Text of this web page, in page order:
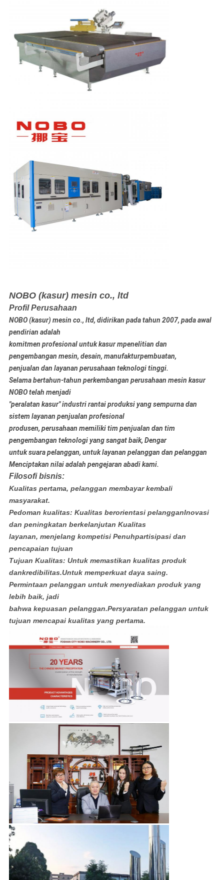
NOBO (kasur) mesin co., ltd
Profil Perusahaan
NOBO (kasur) mesin co., ltd, didirikan pada tahun 2007, pada awal
pendirian adalah
komitmen profesional untuk kasur mpenelitian dan
pengembangan mesin, desain, manufakturpembuatan,
penjualan dan layanan perusahaan teknologi tinggi.
Selama bertahun-tahun perkembangan perusahaan mesin kasur
NOBO telah menjadi
"peralatan kasur" industri rantai produksi yang sempurna dan
sistem layanan penjualan profesional
produsen, perusahaan memiliki tim penjualan dan tim
pengembangan teknologi yang sangat baik, Dengar
untuk suara pelanggan, untuk layanan pelanggan dan pelanggan
Menciptakan nilai adalah pengejaran abadi kami.
Filosofi bisnis:
Kualitas pertama, pelanggan membayar kembali
masyarakat.
Pedoman kualitas: Kualitas berorientasi pelangganInovasi
dan peningkatan berkelanjutan Kualitas
layanan, menjelang kompetisi Penuhpartisipasi dan
pencapaian tujuan
Tujuan Kualitas: Untuk memastikan kualitas produk
dankredibilitas.Untuk memperkuat daya saing.
Permintaan pelanggan untuk menyediakan produk yang
lebih baik, jadi
bahwa kepuasan pelanggan.Persyaratan pelanggan untuk
tujuan mencapai kualitas yang pertama.